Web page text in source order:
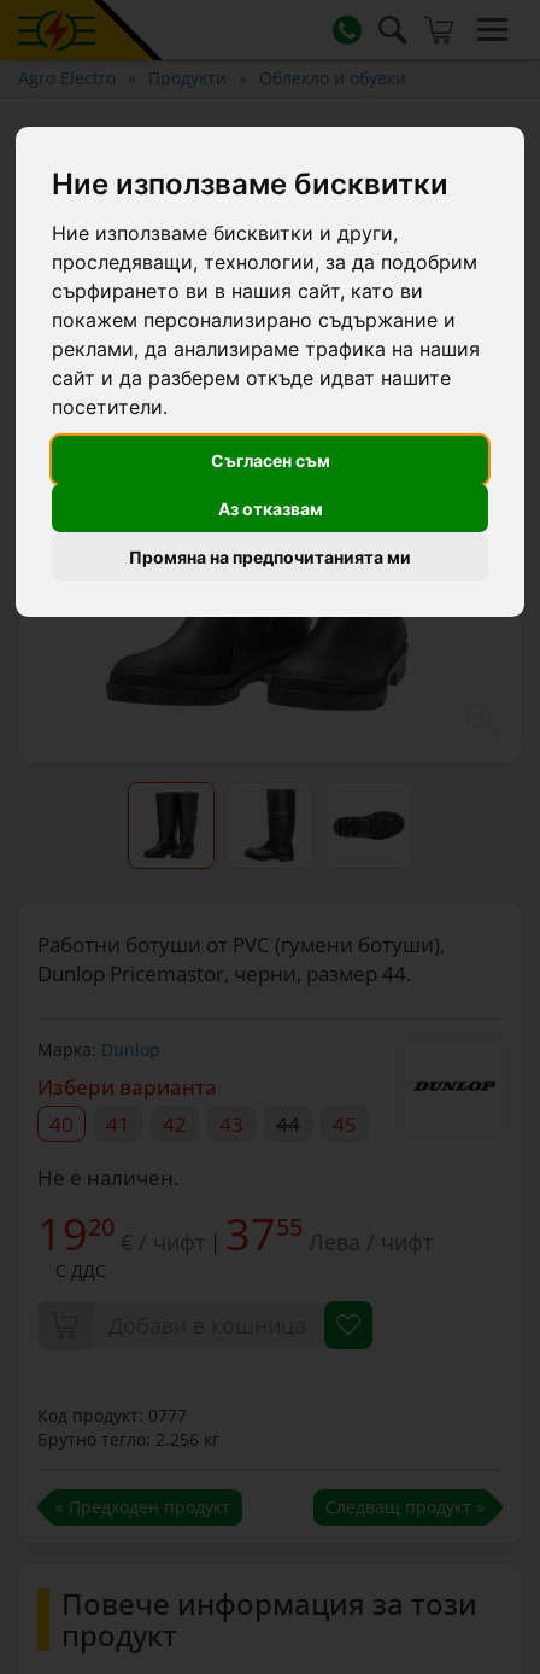
Ние използваме бисквитки
Ние използваме бисквитки и други,
проследяващи, технологии, за да подобрим
сърфирането ви в нашия сайт, като ви
покажем персонализирано съдържание и
реклами, да анализираме трафика на нашия
сайт и да разберем откъде идват нашите
посетители.
Съгласен съм
Аз отказвам
Промяна на предпочитанията ми
Agro Electro Продукти Облекло и обувки
Dunlop Pricemastor, черни,
Работни ботуши от PVC (гумени ботуши),
Dunlop Pricemastor, черни, размер 44.
Марка: Dunlop
Избери варианта
40
41 42 43 44
45
Не е наличен.
1920 € / чифт | 3755 Лева / чифт
С ДДС
Код продукт: 0777
Брутно тегло: 2.256 кг
« Предходен продукт Следващ продукт »
Повече информация за този
продукт